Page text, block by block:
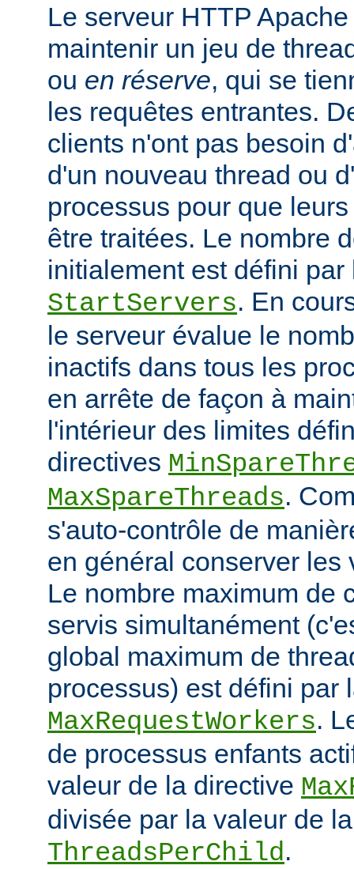
Le serveur HTTP
maintenir un jeu de
ou en réserve, qui se
les requêtes entrantes.
clients n'ont pas besoin
d'un nouveau thread ou
processus pour que
être traitées. Le nombre
initialement est défini par
StartServers. En
le serveur évalue le
inactifs dans tous les
en arrête de façon à
l'intérieur des limites
directives
MaxSpareThreads.
s'auto-contrôle de
en général conserver les
Le nombre maximum de
servis simultanément
global maximum de
processus) est défini par
MaxRequestWorkers.
de processus enfants
valeur de la directive
divisée par la valeur de
ThreadsPerChild.